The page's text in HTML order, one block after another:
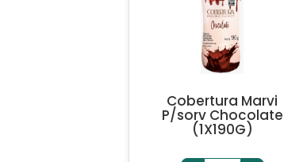
Cobertura Marvi
P/sorv Chocolate
(1X190G)